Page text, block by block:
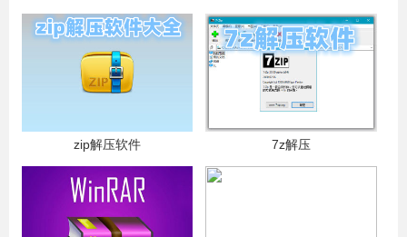
zip解压软件 7z解压